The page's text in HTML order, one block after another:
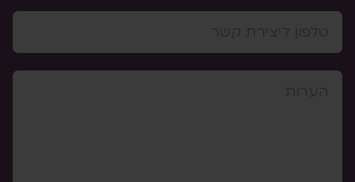
טלפון ליצירת קשר
הערות